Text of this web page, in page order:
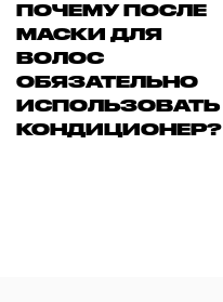
ПОЧЕМУ ПОСЛЕ
МАСКИ ДЛЯ
ВОЛОС
ОБЯЗАТЕЛЬНО
ИСПОЛЬЗОВАТЬ
КОНДИЦИОНЕР?